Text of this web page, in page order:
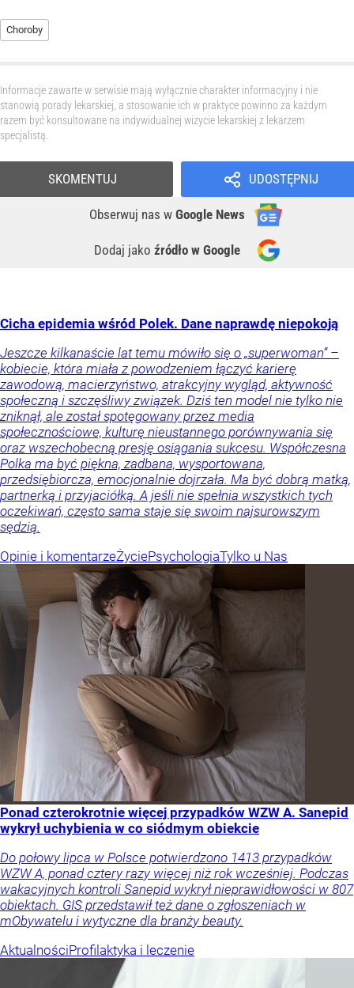
Choroby
Informacje zawarte w serwisie mają wyłącznie charakter informacyjny i nie
stanowią porady lekarskiej, a stosowanie ich w praktyce powinno za każdym
razem być konsultowane na indywidualnej wizycie lekarskiej z lekarzem
specjalistą.
UDOSTĘPNIJ
Obserwuj nas w Google News
Dodaj jako źródło w Google
SKOMENTUJ
Cicha epidemia wśród Polek. Dane naprawdę niepokoją
Jeszcze kilkanaście lat temu mówiło się o „superwoman” –
kobiecie, która miała z powodzeniem łączyć karierę
zawodową, macierzyństwo, atrakcyjny wygląd, aktywność
społeczną i szczęśliwy związek. Dziś ten model nie tylko nie
zniknął, ale został spotęgowany przez media
społecznościowe, kulturę nieustannego porównywania się
oraz wszechobecną presję osiągania sukcesu. Współczesna
Polka ma być piękna, zadbana, wysportowana,
przedsiębiorcza, emocjonalnie dojrzała. Ma być dobrą matką,
partnerką i przyjaciółką. A jeśli nie spełnia wszystkich tych
oczekiwań, często sama staje się swoim najsurowszym
sędzią.
Opinie i komentarzeŻyciePsychologiaTylko u Nas
Ponad czterokrotnie więcej przypadków WZW A. Sanepid
wykrył uchybienia w co siódmym obiekcie
Do połowy lipca w Polsce potwierdzono 1413 przypadków
WZW A, ponad cztery razy więcej niż rok wcześniej. Podczas
wakacyjnych kontroli Sanepid wykrył nieprawidłowości w 807
obiektach. GIS przedstawił też dane o zgłoszeniach w
mObywatelu i wytyczne dla branży beauty.
AktualnościProfilaktyka i leczenie